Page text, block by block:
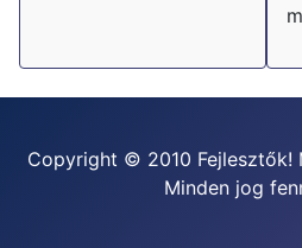
Copyright © 2010 Fejlesztők!
Minden jog